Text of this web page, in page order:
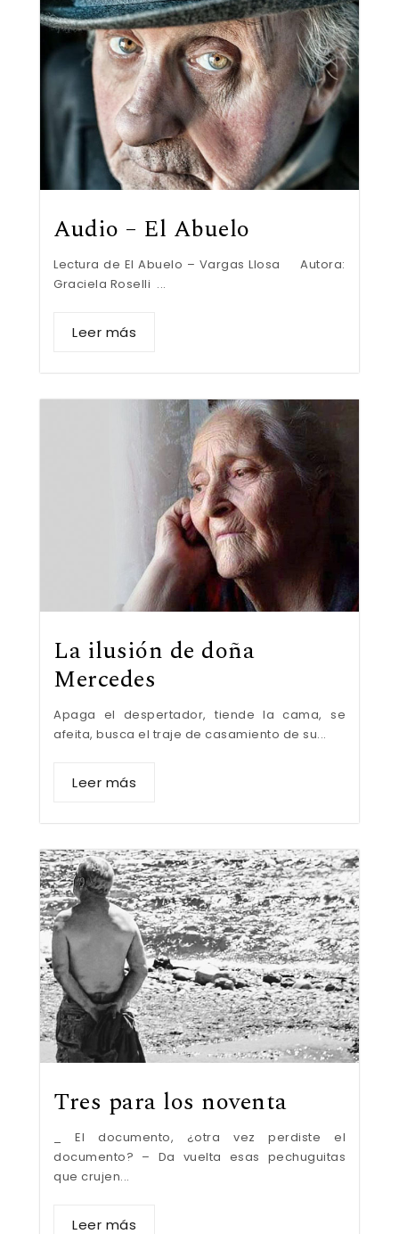
Audio – El Abuelo
Lectura de El Abuelo – Vargas Llosa Autora:
Graciela Roselli ...
Leer más
La ilusión de doña
Mercedes
Apaga el despertador, tiende la cama, se
afeita, busca el traje de casamiento de su...
Leer más
Tres para los noventa
_ El documento, ¿otra vez perdiste el
documento? – Da vuelta esas pechuguitas
que crujen...
Leer más